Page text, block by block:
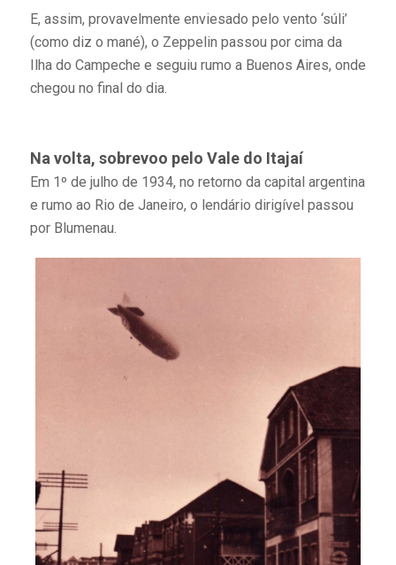
E, assim, provavelmente enviesado pelo vento ‘súli’
(como diz o mané), o Zeppelin passou por cima da
Ilha do Campeche e seguiu rumo a Buenos Aires, onde
chegou no final do dia.
Na volta, sobrevoo pelo Vale do Itajaí
Em 1º de julho de 1934, no retorno da capital argentina
e rumo ao Rio de Janeiro, o lendário dirigível passou
por Blumenau.